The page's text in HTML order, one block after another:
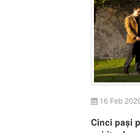
16 Feb
Cinci pași